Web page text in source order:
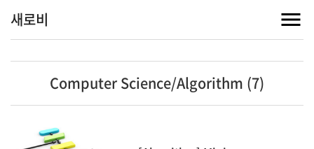
새로비
Computer Science/Algorithm (7)